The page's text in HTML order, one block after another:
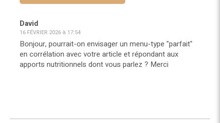
David
16 FÉVRIER 2026 à 17:54
Bonjour, pourrait-on envisager un menu-type "parfait"
en corrélation avec votre article et répondant aux
apports nutritionnels dont vous parlez ? Merci